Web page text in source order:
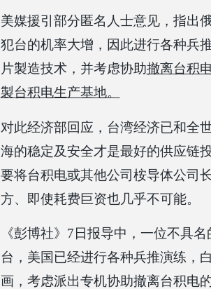
美媒援引部分匿名人士意见，指出
犯台的机率大增，因此进行各种兵
片製造技术，并考虑协助撤离台积
製台积电生产基地。
对此经济部回应，台湾经济已和全
海的稳定及安全才是最好的供应链
要将台积电或其他公司桉导体公司
方、即使耗费巨资也几乎不可能。
《彭博社》7日报导中，一位不具
台，美国已经进行各种兵推演练，
画，考虑派出专机协助撤离台积电